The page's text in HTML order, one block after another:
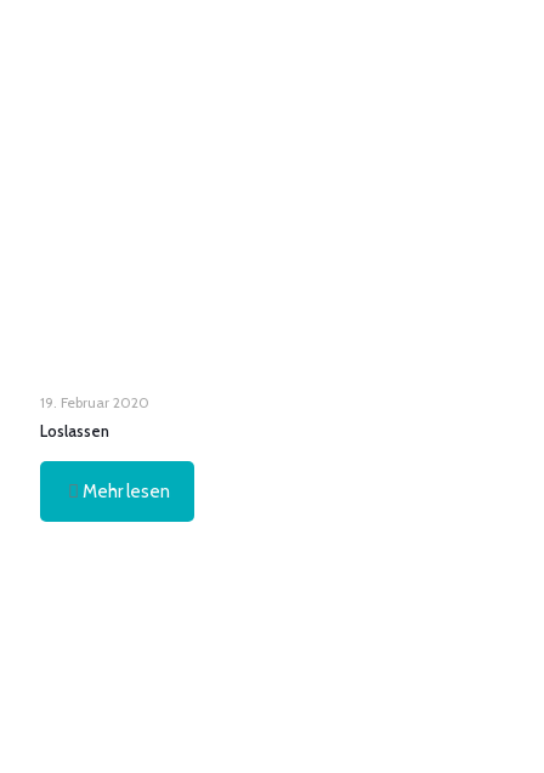
19. Februar 2020
Loslassen
Mehr lesen